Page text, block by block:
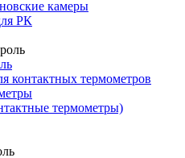
камеры
РК
контактных термометров
термометры)